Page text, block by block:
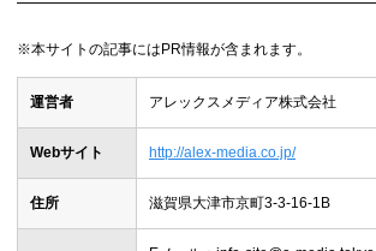
※本サイトの記事にはPR情報が含まれます。
運営者 アレックスメディア株式会社
Webサイト http://alex-media.co.jp/
住所 滋賀県大津市京町3-3-16-1B